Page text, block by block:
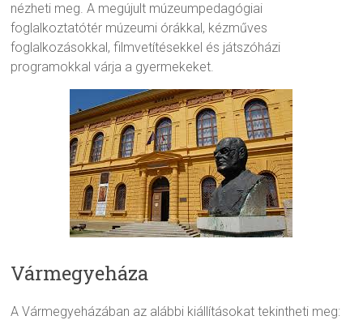
nézheti meg. A megújult múzeumpedagógiai
foglalkoztatótér múzeumi órákkal, kézműves
foglalkozásokkal, filmvetítésekkel és játszóházi
programokkal várja a gyermekeket.
Vármegyeháza
A Vármegyeházában az alábbi kiállításokat tekintheti meg: